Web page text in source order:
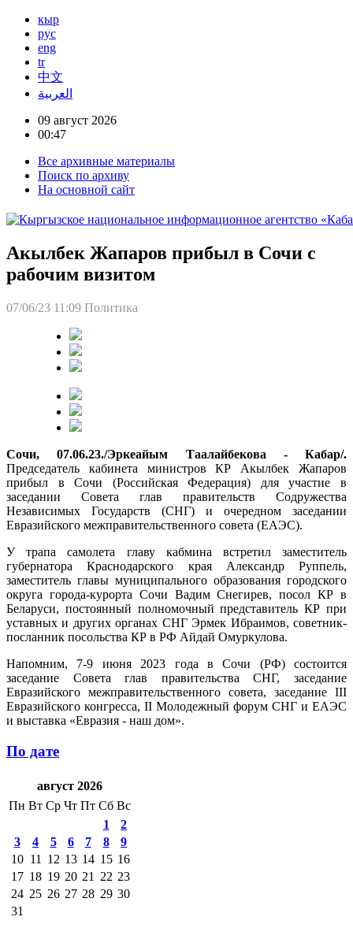
кыр
рус
eng
tr
中文
العربية
09 август 2026
00:47
Все архивные материалы
Поиск по архиву
На основной сайт
Акылбек Жапаров прибыл в Сочи с
рабочим визитом
07/06/23 11:09 Политика
Сочи, 07.06.23./Эркеайым Таалайбекова - Кабар/.
Председатель кабинета министров КР Акылбек Жапаров
прибыл в Сочи (Российская Федерация) для участие в
заседании Совета глав правительств Содружества
Независимых Государств (СНГ) и очередном заседании
Евразийского межправительственного совета (ЕАЭС).
У трапа самолета главу кабмина встретил заместитель
губернатора Краснодарского края Александр Руппель,
заместитель главы муниципального образования городского
округа города-курорта Сочи Вадим Снегирев, посол КР в
Беларуси, постоянный полномочный представитель КР при
уставных и других органах СНГ Эрмек Ибраимов, советник-
посланник посольства КР в РФ Айдай Омуркулова.
Напомним, 7-9 июня 2023 года в Сочи (РФ) состоится
заседание Совета глав правительства СНГ, заседание
Евразийского межправительственного совета, заседание III
Евразийского конгресса, II Молодежный форум СНГ и ЕАЭС
и выставка «Евразия - наш дом».
По дате
август 2026
Пн Вт Ср Чт Пт Сб Вс
1
2
3
4 5 6 7 8
9
10 11 12 13 14 15 16
17 18 19 20 21 22 23
24 25 26 27 28 29 30
31